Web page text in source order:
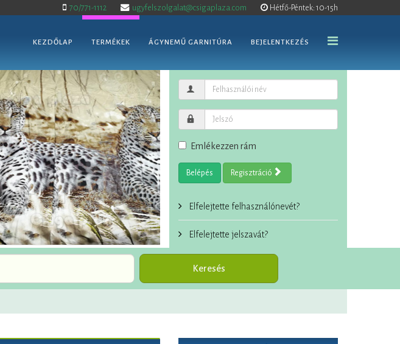
70/771-1112 ugyfelszolgalat@csigaplaza.com Hétfő-Péntek: 10-15h
KEZDŐLAP TERMÉKEK ÁGYNEMŰ GARNITÚRA BEJELENTKEZÉS
Emlékezzen rám
Belépés Regisztráció
Elfelejtette felhasználónevét?
Elfelejtette jelszavát?